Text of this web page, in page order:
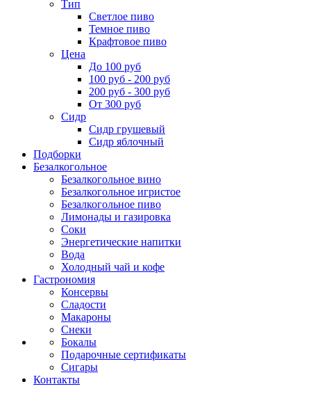
Тип
Светлое пиво
Темное пиво
Крафтовое пиво
Цена
До 100 руб
100 руб - 200 руб
200 руб - 300 руб
От 300 руб
Сидр
Сидр грушевый
Сидр яблочный
Подборки
Безалкогольное
Безалкогольное вино
Безалкогольное игристое
Безалкогольное пиво
Лимонады и газировка
Соки
Энергетические напитки
Вода
Холодный чай и кофе
Гастрономия
Консервы
Сладости
Макароны
Снеки
Бокалы
Подарочные сертификаты
Сигары
Контакты